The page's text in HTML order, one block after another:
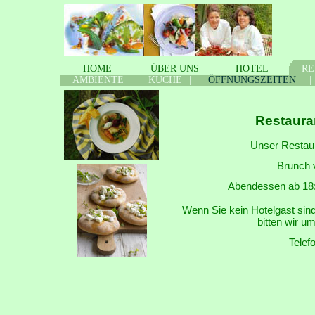
HOME ÜBER. UNS HOTEL
AMBIENTE
KÜCHE ÖFFNUNGSZEITEN
Unser
Brunch
Abendessen ab
Wenn Sie kein Hotelgast
bitten wir